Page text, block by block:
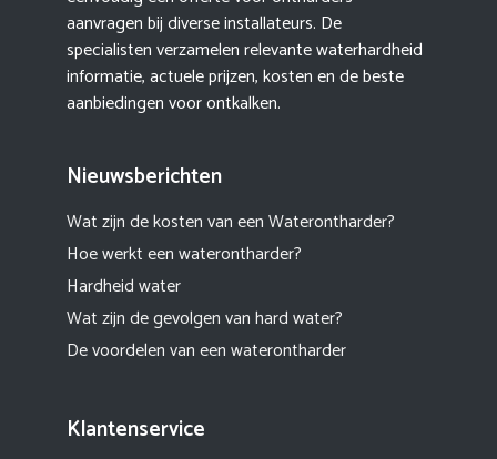
aanvragen bij diverse installateurs. De
specialisten verzamelen relevante waterhardheid
informatie, actuele prijzen, kosten en de beste
aanbiedingen voor ontkalken.
Nieuwsberichten
Wat zijn de kosten van een Waterontharder?
Hoe werkt een waterontharder?
Hardheid water
Wat zijn de gevolgen van hard water?
De voordelen van een waterontharder
Klantenservice